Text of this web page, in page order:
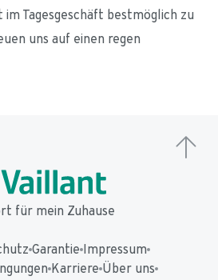
im Tagesgeschäft bestmöglich zu
uns auf einen regen
für mein Zuhause
Garantie Impressum
Karriere Über uns